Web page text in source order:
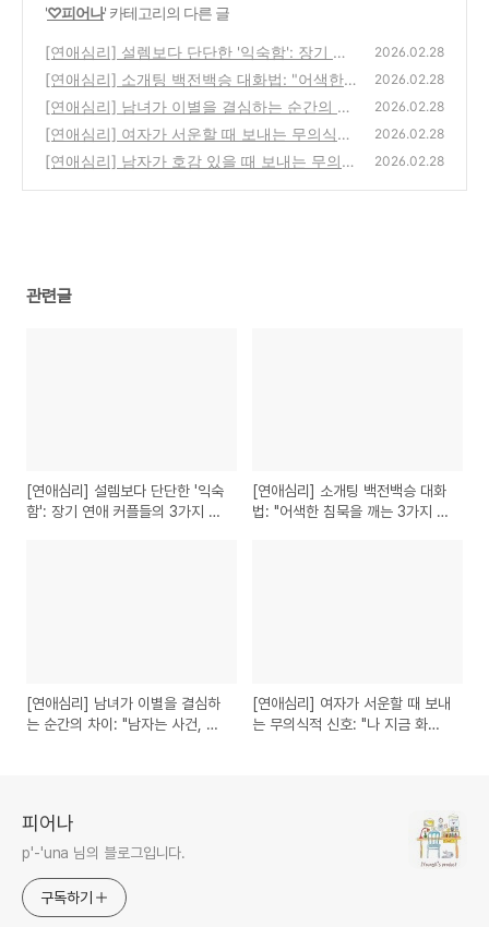
'♡피어나' 카테고리의 다른 글
[연애심리] 설렘보다 단단한 '익숙함': 장기 연
애 커플들의 3가지 공통점
(0)
2026.02.28
[연애심리] 소개팅 백전백승 대화법: "어색한
침묵을 깨는 3가지 기술"
(0)
2026.02.28
[연애심리] 남녀가 이별을 결심하는 순간의 차
이: "남자는 사건, 여자는 과정"
(0)
2026.02.28
[연애심리] 여자가 서운할 때 보내는 무의식적
신호: "나 지금 화난 거 아닌데?"
(0)
2026.02.28
[연애심리] 남자가 호감 있을 때 보내는 무의식
2026.02.28
관련글
[연애심리] 설렘보다 단단한 '익숙
함': 장기 연애 커플들의 3가지 공
[연애심리] 소개팅 백전백승 대화
법: "어색한 침묵을 깨는 3가지 기
[연애심리] 남녀가 이별을 결심하
는 순간의 차이: "남자는 사건, 여
[연애심리] 여자가 서운할 때 보내
는 무의식적 신호: "나 지금 화난
피어나
p'-'una 님의 블로그입니다.
구독하기